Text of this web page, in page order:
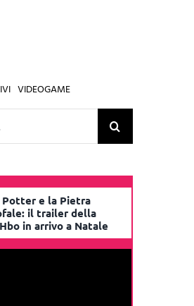
VIDEOGAME
Potter e la Pietra
il trailer della
in arrivo a Natale